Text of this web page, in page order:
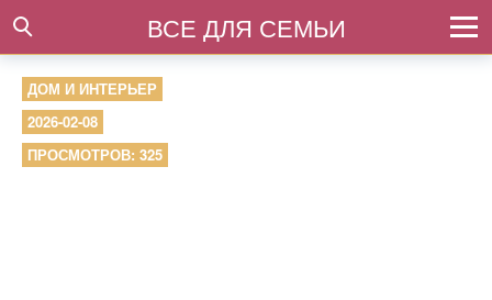
ВСЕ ДЛЯ СЕМЬИ
ДОМ И ИНТЕРЬЕР
2026-02-08
ПРОСМОТРОВ: 325